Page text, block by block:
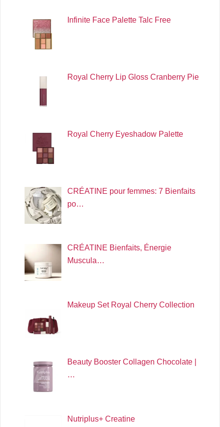
Infinite Face Palette Talc Free
Royal Cherry Lip Gloss Cranberry Pie
Royal Cherry Eyeshadow Palette
CRÉATINE pour femmes: 7 Bienfaits
po…
CRÉATINE Bienfaits, Énergie
Muscula…
Makeup Set Royal Cherry Collection
Beauty Booster Collagen Chocolate |
…
Nutriplus+ Creatine